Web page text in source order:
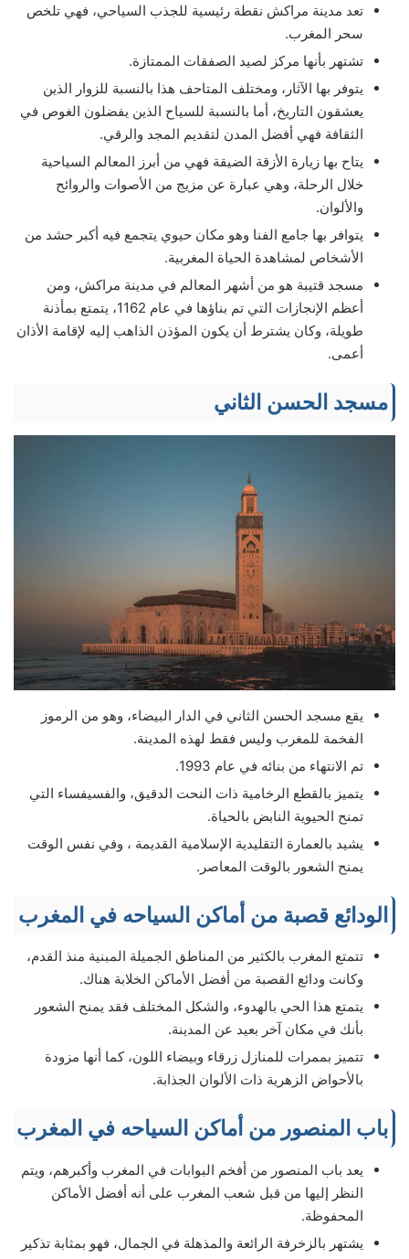
تعد مدينة مراكش نقطة رئيسية للجذب السياحي، فهي تلخص
سحر المغرب.
تشتهر بأنها مركز لصيد الصفقات الممتازة.
يتوفر بها الآثار، ومختلف المتاحف هذا بالنسبة للزوار الذين
يعشقون التاريخ، أما بالنسبة للسياح الذين يفضلون الغوص في
الثقافة فهي أفضل المدن لتقديم المجد والرقي.
يتاح بها زيارة الأزقة الضيقة فهي من أبرز المعالم السياحية
خلال الرحلة، وهي عبارة عن مزيج من الأصوات والروائح
والألوان.
يتوافر بها جامع الفنا وهو مكان حيوي يتجمع فيه أكبر حشد من
الأشخاص لمشاهدة الحياة المغربية.
مسجد قتيبة هو من أشهر المعالم في مدينة مراكش، ومن
أعظم الإنجازات التي تم بناؤها في عام 1162، يتمتع بمأذنة
طويلة، وكان يشترط أن يكون المؤذن الذاهب إليه لإقامة الأذان
أعمى.
مسجد الحسن الثاني
يقع مسجد الحسن الثاني في الدار البيضاء، وهو من الرموز
الفخمة للمغرب وليس فقط لهذه المدينة.
تم الانتهاء من بنائه في عام 1993.
يتميز بالقطع الرخامية ذات النحت الدقيق، والفسيفساء التي
تمنح الحيوية النابض بالحياة.
يشيد بالعمارة التقليدية الإسلامية القديمة ، وفي نفس الوقت
يمنح الشعور بالوقت المعاصر.
الودائع قصبة من أماكن السياحه في المغرب
تتمتع المغرب بالكثير من المناطق الجميلة المبنية منذ القدم،
وكانت ودائع القصبة من أفضل الأماكن الخلابة هناك.
يتمتع هذا الحي بالهدوء، والشكل المختلف فقد يمنح الشعور
بأنك في مكان آخر بعيد عن المدينة.
تتميز بممرات للمنازل زرقاء وبيضاء اللون، كما أنها مزودة
بالأحواض الزهرية ذات الألوان الجذابة.
باب المنصور من أماكن السياحه في المغرب
يعد باب المنصور من أفخم البوابات في المغرب وأكبرهم، ويتم
النظر إليها من قبل شعب المغرب على أنه أفضل الأماكن
المحفوظة.
يشتهر بالزخرفة الرائعة والمذهلة في الجمال، فهو بمثابة تذكير